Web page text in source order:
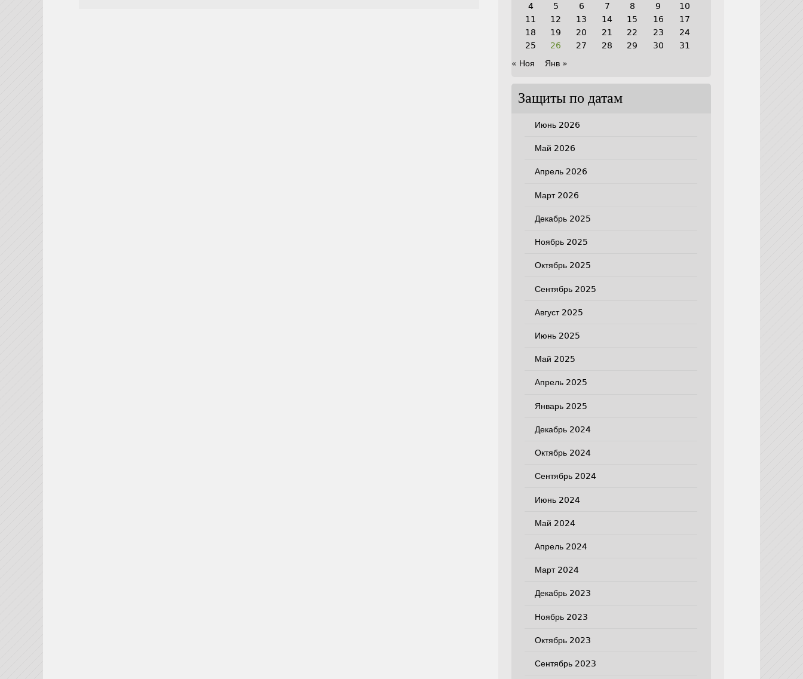
4
5 6 7 8 9
10
11
12 13 14 15 16
17
18
19 20 21 22 23
24
25
26 27 28 29 30
31
« Ноя
Янв »
Защиты по датам
Июнь 2026
Май 2026
Апрель 2026
Март 2026
Декабрь 2025
Ноябрь 2025
Октябрь 2025
Сентябрь 2025
Август 2025
Июнь 2025
Май 2025
Апрель 2025
Январь 2025
Декабрь 2024
Октябрь 2024
Сентябрь 2024
Июнь 2024
Май 2024
Апрель 2024
Март 2024
Декабрь 2023
Ноябрь 2023
Октябрь 2023
Сентябрь 2023